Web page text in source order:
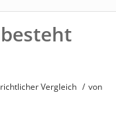
Vergleich / von